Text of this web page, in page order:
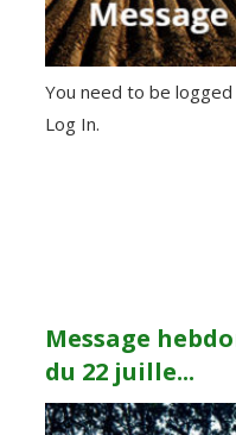
You need to be
Log In.
Message
du 22 juille...